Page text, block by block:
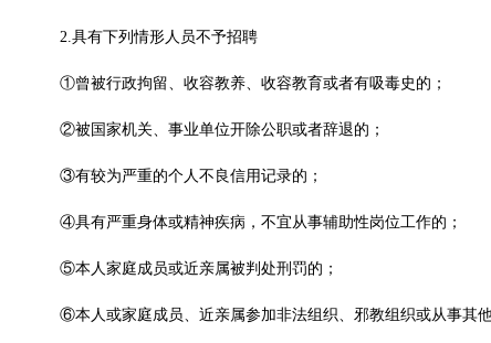
2.具有下列情形人员不予招聘
①曾被行政拘留、收容教养、收容教育或者有吸毒史的；
②被国家机关、事业单位开除公职或者辞退的；
③有较为严重的个人不良信用记录的；
④具有严重身体或精神疾病，不宜从事辅助性岗位工作的；
⑤本人家庭成员或近亲属被判处刑罚的；
⑥本人或家庭成员、近亲属参加非法组织、邪教组织或从事其